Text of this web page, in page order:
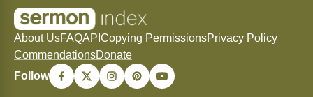
About UsFAQAPI Copying PermissionsPrivacy Policy
CommendationsDonate
Follow